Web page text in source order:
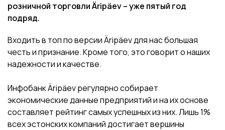
розничной торговли Äripäev – уже пятый год
подряд.
Входить в топ по версии Äripäev для нас большая
честь и признание. Кроме того, это говорит о наших
надежности и качестве.
Инфобанк Äripäev регулярно собирает
экономические данные предприятий и на их основе
составляет рейтинг самых успешных из них. Лишь 1%
всех эстонских компаний достигает вершины